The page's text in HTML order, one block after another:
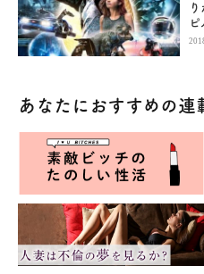
ヤ
あなたにおすすめの連